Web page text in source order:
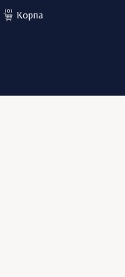
(0) Корпа